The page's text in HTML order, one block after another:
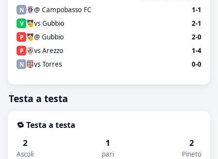
N @ Campobasso FC 1-1
V vs Gubbio 2-1
P @ Gubbio 2-0
P vs Arezzo 1-4
N vs Torres 0-0
Testa a testa
🔁 Testa a testa
2
Ascoli
1
pari
2
Pineto